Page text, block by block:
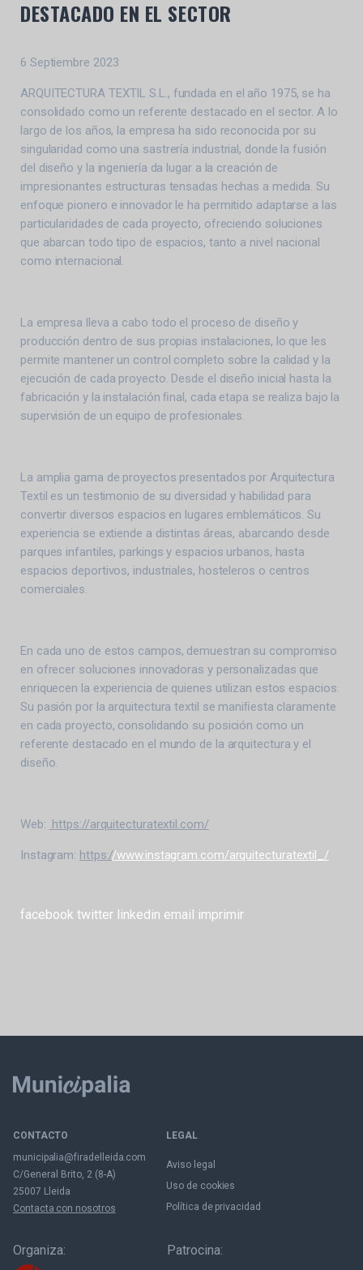
DESTACADO EN EL SECTOR
6 Septiembre 2023
ARQUITECTURA TEXTIL S.L., fundada en el año 1975, se ha
consolidado como un referente destacado en el sector. A lo
largo de los años, la empresa ha sido reconocida por su
singularidad como una sastrería industrial, donde la fusión
del diseño y la ingeniería da lugar a la creación de
impresionantes estructuras tensadas hechas a medida. Su
enfoque pionero e innovador le ha permitido adaptarse a las
particularidades de cada proyecto, ofreciendo soluciones
que abarcan todo tipo de espacios, tanto a nivel nacional
como internacional.
La empresa lleva a cabo todo el proceso de diseño y
producción dentro de sus propias instalaciones, lo que les
permite mantener un control completo sobre la calidad y la
ejecución de cada proyecto. Desde el diseño inicial hasta la
fabricación y la instalación ﬁnal, cada etapa se realiza bajo la
supervisión de un equipo de profesionales.
La amplia gama de proyectos presentados por Arquitectura
Textil es un testimonio de su diversidad y habilidad para
convertir diversos espacios en lugares emblemáticos. Su
experiencia se extiende a distintas áreas, abarcando desde
parques infantiles, parkings y espacios urbanos, hasta
espacios deportivos, industriales, hosteleros o centros
comerciales.
En cada uno de estos campos, demuestran su compromiso
en ofrecer soluciones innovadoras y personalizadas que
enriquecen la experiencia de quienes utilizan estos espacios.
Su pasión por la arquitectura textil se maniﬁesta claramente
en cada proyecto, consolidando su posición como un
referente destacado en el mundo de la arquitectura y el
diseño.
Web: https://arquitecturatextil.com/
Instagram: https://www.instagram.com/arquitecturatextil_/
facebook twitter linkedin email imprimir
CONTACTO
municipalia@firadelleida.com
C/General Brito, 2 (8-A)
25007 Lleida
Contacta con nosotros
LEGAL
Aviso legal
Uso de cookies
Política de privacidad
Organiza: Patrocina: